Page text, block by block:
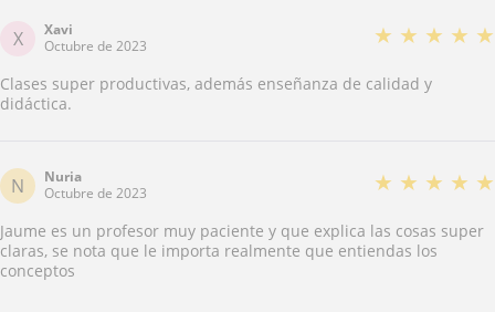
X
Xavi
Octubre de 2023
★ ★ ★ ★ ★
Clases super productivas, además enseñanza de calidad y
didáctica.
N
Nuria
Octubre de 2023
★ ★ ★ ★ ★
Jaume es un profesor muy paciente y que explica las cosas super
claras, se nota que le importa realmente que entiendas los
conceptos